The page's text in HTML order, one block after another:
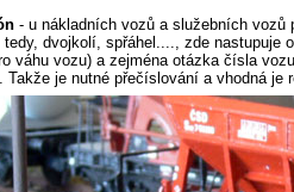
- u nákladních vozů a služebních
dvojkolí, spřáhel...., zde nastupuje
váhu vozu) a zejména otázka čísla
Takže je nutné přečíslování a vhodná je